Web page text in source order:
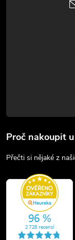
turn-80" data-scroll-
tabindex="-1">
kovová přilba s
povrchovou
helmy krále
reenactment,
Proč nakoupit
Přečti si nějaké z